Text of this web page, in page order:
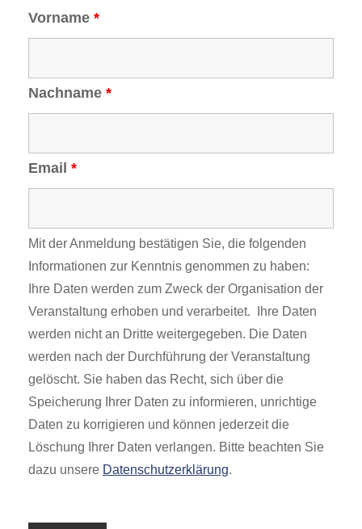
Vorname *
Nachname *
Email *
Mit der Anmeldung bestätigen Sie, die folgenden
Informationen zur Kenntnis genommen zu haben:
Ihre Daten werden zum Zweck der Organisation der
Veranstaltung erhoben und verarbeitet. Ihre Daten
werden nicht an Dritte weitergegeben. Die Daten
werden nach der Durchführung der Veranstaltung
gelöscht. Sie haben das Recht, sich über die
Speicherung Ihrer Daten zu informieren, unrichtige
Daten zu korrigieren und können jederzeit die
Löschung Ihrer Daten verlangen. Bitte beachten Sie
dazu unsere Datenschutzerklärung.